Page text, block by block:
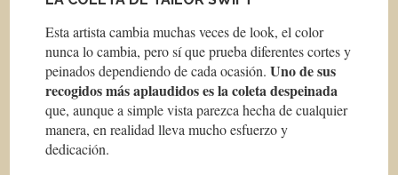
Esta artista cambia muchas veces de look, el color
nunca lo cambia, pero sí que prueba diferentes cortes y
peinados dependiendo de cada ocasión.Uno de sus
recogidos más aplaudidos es la coleta despeinada
que, aunque a simple vista parezca hecha de cualquier
manera, en realidad lleva mucho esfuerzo y
dedicación.